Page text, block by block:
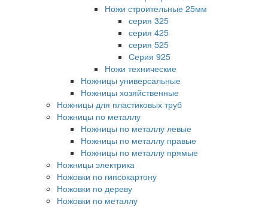
Ножи строительные 25мм
серия 325
серия 425
серия 525
Серия 925
Ножи технические
Ножницы универсальные
Ножницы хозяйственные
Ножницы для пластиковых труб
Ножницы по металлу
Ножницы по металлу левые
Ножницы по металлу правые
Ножницы по металлу прямые
Ножницы электрика
Ножовки по гипсокартону
Ножовки по дереву
Ножовки по металлу